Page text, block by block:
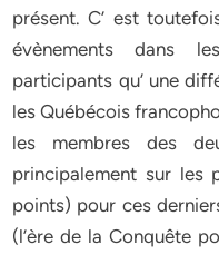
présent. C’ est
évènements dans
participants qu’ une
les Québécois
les membres des
principalement sur les
points) pour ces
(l’ère de la Conquête